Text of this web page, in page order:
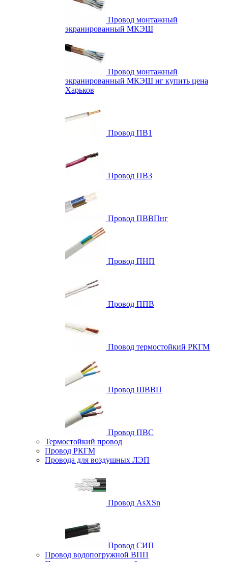
Провод монтажный
экранированный МКЭШ
Провод монтажный
экранированный МКЭШ нг купить цена
Харьков
Провод ПВ1
Провод ПВ3
Провод ПВВПнг
Провод ПНП
Провод ППВ
Провод термостойкий РКГМ
Провод ШВВП
Провод ПВС
Термостойкий провод
Провод РКГМ
Провода для воздушных ЛЭП
Провод AsXSn
Провод СИП
Провод водопогружной ВПП